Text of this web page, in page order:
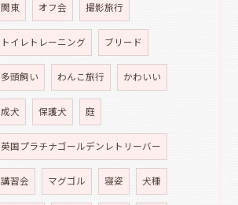
関東 オフ会 撮影旅行
トイレトレーニング ブリード
多頭飼い わんこ旅行 かわいい
成犬 保護犬 庭
英国プラチナゴールデンレトリーバー
講習会 マグゴル 寝姿 犬種